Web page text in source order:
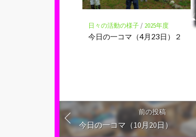
日々の活動の様子/ 2025年度
今日の一コマ（4月23日）２
前の投稿
今日の一コマ（10月20日）